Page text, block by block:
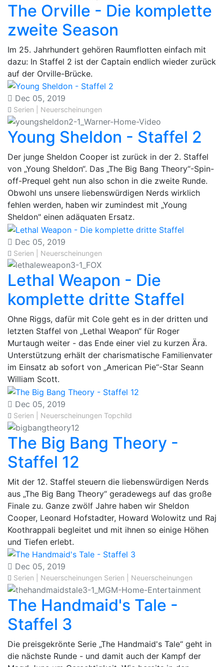
The Orville - Die komplette
zweite Season
​Im 25. Jahrhundert gehören Raumflotten einfach mit
dazu: In Staffel 2 ist der Captain endlich wieder zurück
auf der Orville-Brücke.
Dec 05, 2019
Serien | Neuerscheinungen
Young Sheldon - Staffel 2
Der junge Sheldon Cooper ist zurück in der 2. Staffel
von „Young Sheldon“. Das „The Big Bang Theory“-Spin-
off-Prequel geht nun also schon in die zweite Runde.
Obwohl uns unsere liebenswürdigen Nerds wirklich
fehlen werden, haben wir zumindest mit „Young
Sheldon" einen adäquaten Ersatz.
Dec 05, 2019
Serien | Neuerscheinungen
Lethal Weapon - Die
komplette dritte Staffel
Ohne Riggs, dafür mit Cole geht es in der dritten und
letzten Staffel von „Lethal Weapon“ für Roger
Murtaugh weiter - das Ende einer viel zu kurzen Ära.
Unterstützung erhält der charismatische Familienvater
im Einsatz ab sofort von „American Pie“-Star Seann
William Scott.
Dec 05, 2019
Serien | Neuerscheinungen Topchild
The Big Bang Theory -
Staffel 12
Mit der 12. Staffel steuern die liebenswürdigen Nerds
aus „The Big Bang Theory“ geradewegs auf das große
Finale zu. Ganze zwölf Jahre haben wir Sheldon
Cooper, Leonard Hofstadter, Howard Wolowitz und Raj
Koothrappali begleitet und mit ihnen so einige Höhen
und Tiefen erlebt.
Dec 05, 2019
Serien | Neuerscheinungen Serien | Neuerscheinungen
The Handmaid's Tale -
Staffel 3
Die preisgekrönte Serie „The Handmaid's Tale“ geht in
die nächste Runde - und damit auch der Kampf der